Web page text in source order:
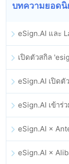
บทความยอดนิ